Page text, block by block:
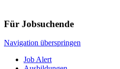
Für Jobsuchende
Navigation überspringen
Job Alert